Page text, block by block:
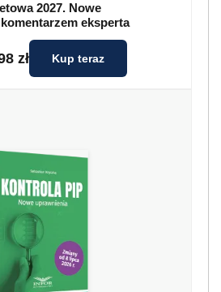
2027. Nowe
eksperta
zł Kup teraz